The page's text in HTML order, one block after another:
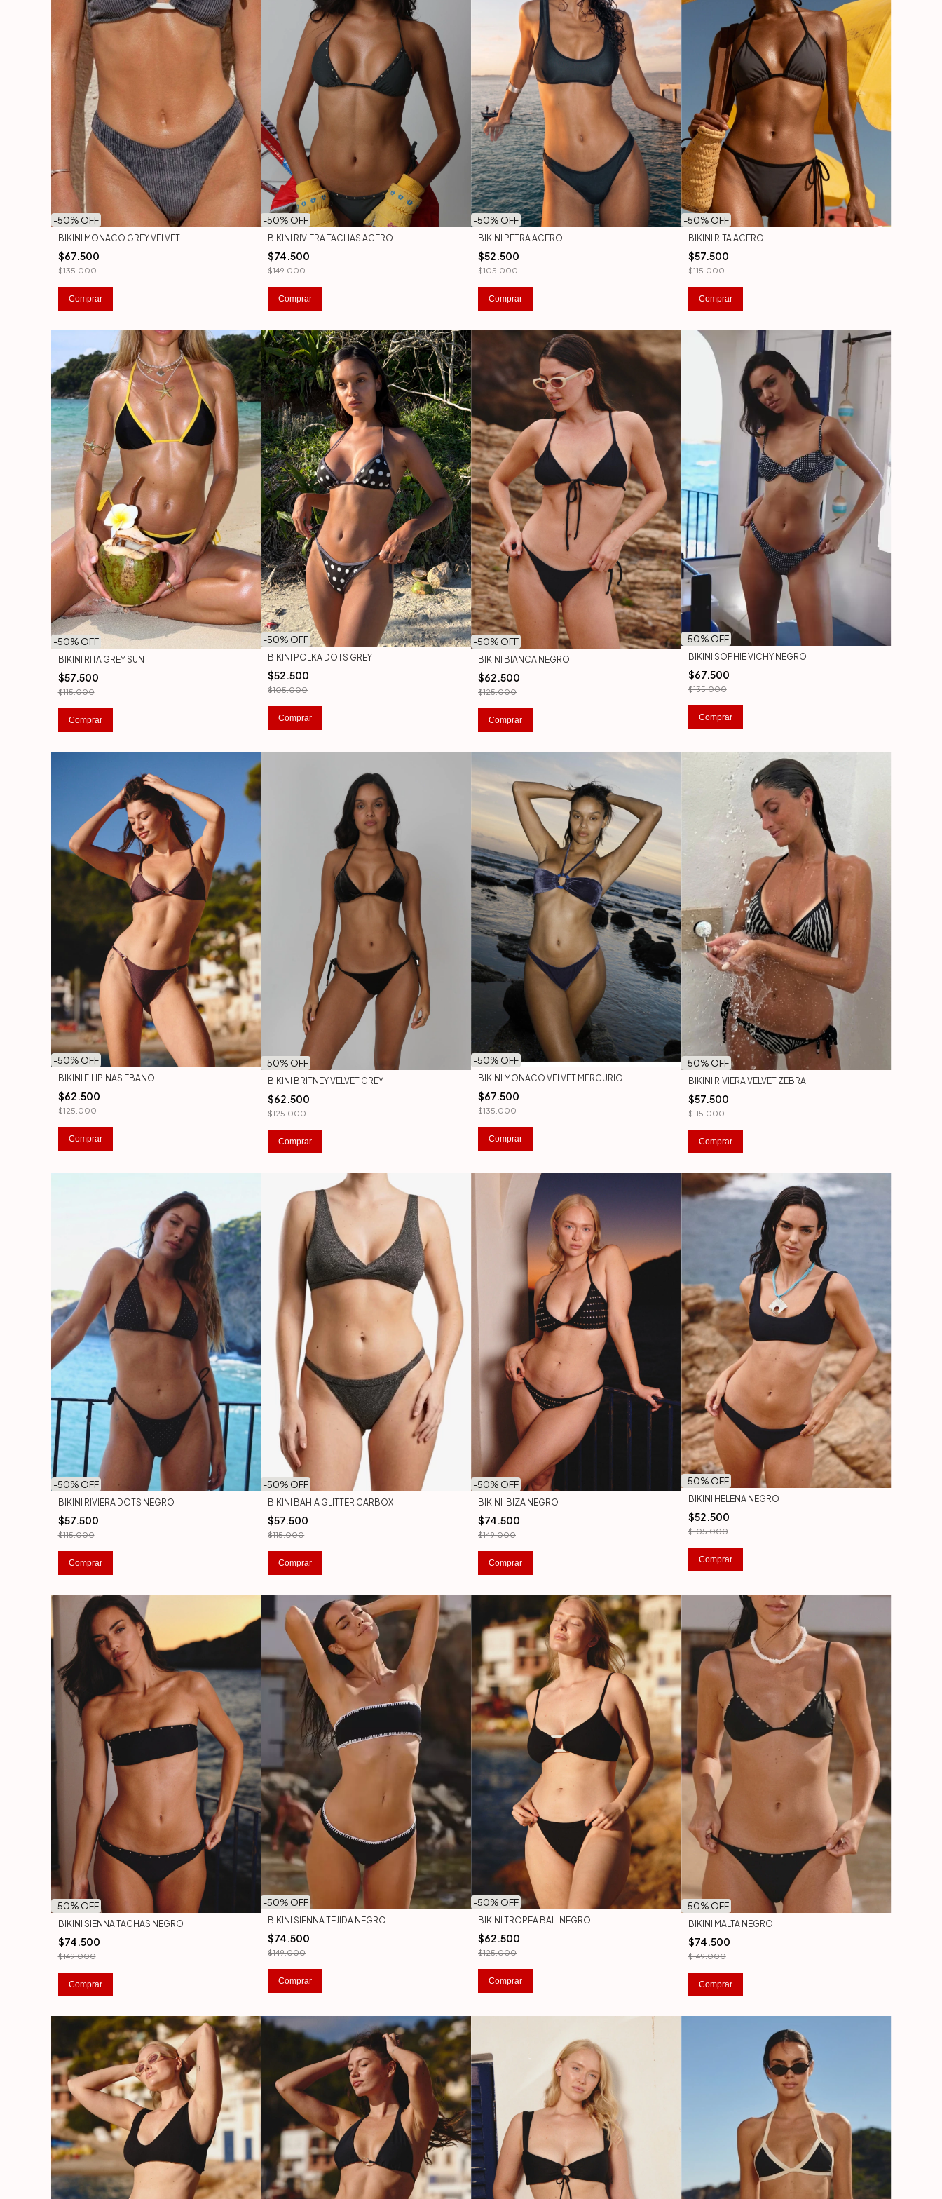
-50% OFF
BIKINI MONACO GREY VELVET
$67.500
$135.000
Comprar
-50% OFF
BIKINI RIVIERA TACHAS ACERO
$74.500
$149.000
Comprar
-50% OFF
BIKINI PETRA ACERO
$52.500
$105.000
Comprar
-50% OFF
BIKINI RITA ACERO
$57.500
$115.000
Comprar
-50% OFF
BIKINI RITA GREY SUN
$57.500
$115.000
Comprar
-50% OFF
BIKINI POLKA DOTS GREY
$52.500
$105.000
Comprar
-50% OFF
BIKINI BIANCA NEGRO
$62.500
$125.000
Comprar
-50% OFF
BIKINI SOPHIE VICHY NEGRO
$67.500
$135.000
Comprar
-50% OFF
BIKINI FILIPINAS EBANO
$62.500
$125.000
Comprar
-50% OFF
BIKINI BRITNEY VELVET GREY
$62.500
$125.000
Comprar
-50% OFF
BIKINI MONACO VELVET MERCURIO
$67.500
$135.000
Comprar
-50% OFF
BIKINI RIVIERA VELVET ZEBRA
$57.500
$115.000
Comprar
-50% OFF
BIKINI RIVIERA DOTS NEGRO
$57.500
$115.000
Comprar
-50% OFF
BIKINI BAHIA GLITTER CARBOX
$57.500
$115.000
Comprar
-50% OFF
BIKINI IBIZA NEGRO
$74.500
$149.000
Comprar
-50% OFF
BIKINI HELENA NEGRO
$52.500
$105.000
Comprar
-50% OFF
BIKINI SIENNA TACHAS NEGRO
$74.500
$149.000
Comprar
-50% OFF
BIKINI SIENNA TEJIDA NEGRO
$74.500
$149.000
Comprar
-50% OFF
BIKINI TROPEA BALI NEGRO
$62.500
$125.000
Comprar
-50% OFF
BIKINI MALTA NEGRO
$74.500
$149.000
Comprar